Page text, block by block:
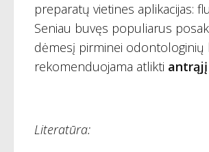
preparatų vietines aplikacijas:
Seniau buvęs populiarus
dėmesį pirminei odontologinių
rekomenduojama atlikti
Literatūra: